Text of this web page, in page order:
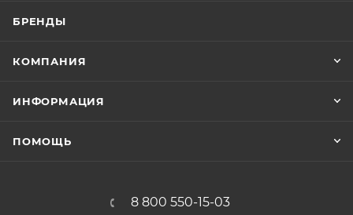
БРЕНДЫ
КОМПАНИЯ
ИНФОРМАЦИЯ
ПОМОЩЬ
8 800 550-15-03